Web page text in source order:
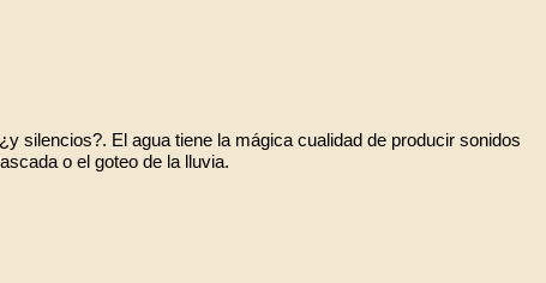
silencios?. El agua tiene la mágica cualidad de producir sonidos
o el goteo de la lluvia.